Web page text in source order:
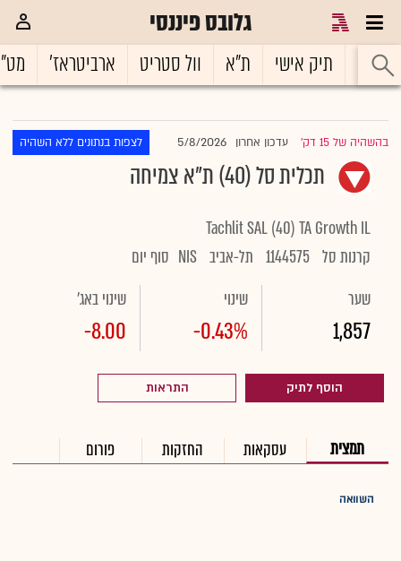
גלובס פיננסי
ראשי תיק אישי ת"א וול סטריט ארביטראז'
בהשהיה של 15 דק' |עדכון אחרון 5/8/2026 לצפות בנתונים ללא השהיה
תכלית סל (40) ת"א צמיחה
Tachlit SAL (40) TA Growth IL
קרנות סל 1144575 תל-אביב NIS סוף יום
שער
1,857
שינוי
-0.43%
שינוי באג'
-8.00
הוסף לתיק התראות
תמצית עסקאות החזקות פורום
השוואה